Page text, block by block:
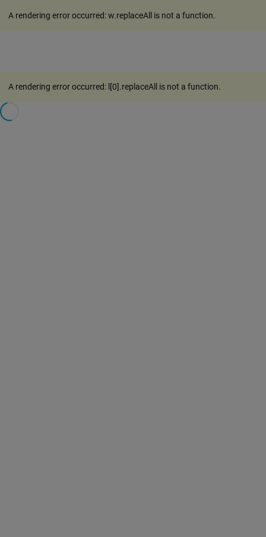
A rendering error occurred:w.replaceAll is not a function.
A rendering error occurred: l[0].replaceAll is not a function.